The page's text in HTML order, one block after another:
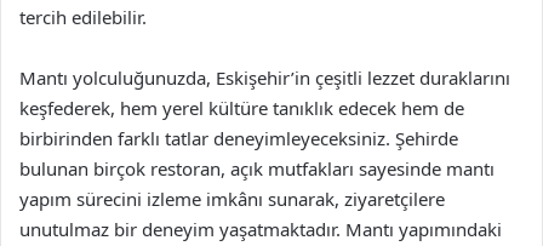
tercih edilebilir.
Mantı yolculuğunuzda, Eskişehir’in çeşitli lezzet duraklarını
keşfederek, hem yerel kültüre tanıklık edecek hem de
birbirinden farklı tatlar deneyimleyeceksiniz. Şehirde
bulunan birçok restoran, açık mutfakları sayesinde mantı
yapım sürecini izleme imkânı sunarak, ziyaretçilere
unutulmaz bir deneyim yaşatmaktadır. Mantı yapımındaki